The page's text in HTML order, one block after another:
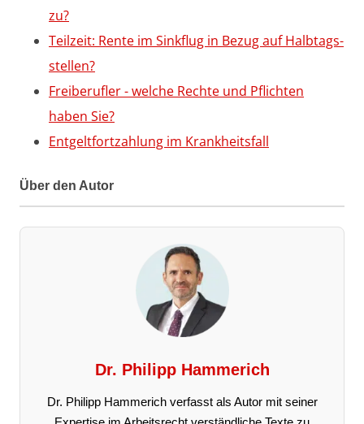
zu?
Teilzeit: Rente im Sinkflug in Bezug auf Halbtags­
stellen?
Freiberufler - welche Rechte und Pflichten
haben Sie?
Entgeltfortzahlung im Krankheitsfall
Über den Autor
Dr. Philipp Hammerich
Dr. Philipp Hammerich verfasst als Autor mit seiner